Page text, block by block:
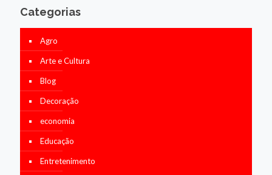
Categorias
Agro
Arte e Cultura
Blog
Decoração
economia
Educação
Entretenimento